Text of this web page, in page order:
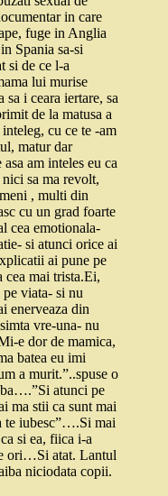
in care
fuge in Anglia
Spania sa-si
si de ce l-a
lui murise
sa i ceara iertare, sa
de la matusa a
cu ce te -am
matur dar
am inteles eu ca
sa ma revolt,
, multi din
cu un grad foarte
cea emotionala-
si atunci orice ai
ai pune pe
cea mai trista.Ei,
viata- si nu
enerveaza din
vre-una- nu
e dor de mamica,
batea eu imi
a murit.”..spuse o
atunci pe
ma stii ca sunt mai
iubesc”….Si mai
si ea, fiica i-a
ori…Si atat. Lantul
niciodata copii.